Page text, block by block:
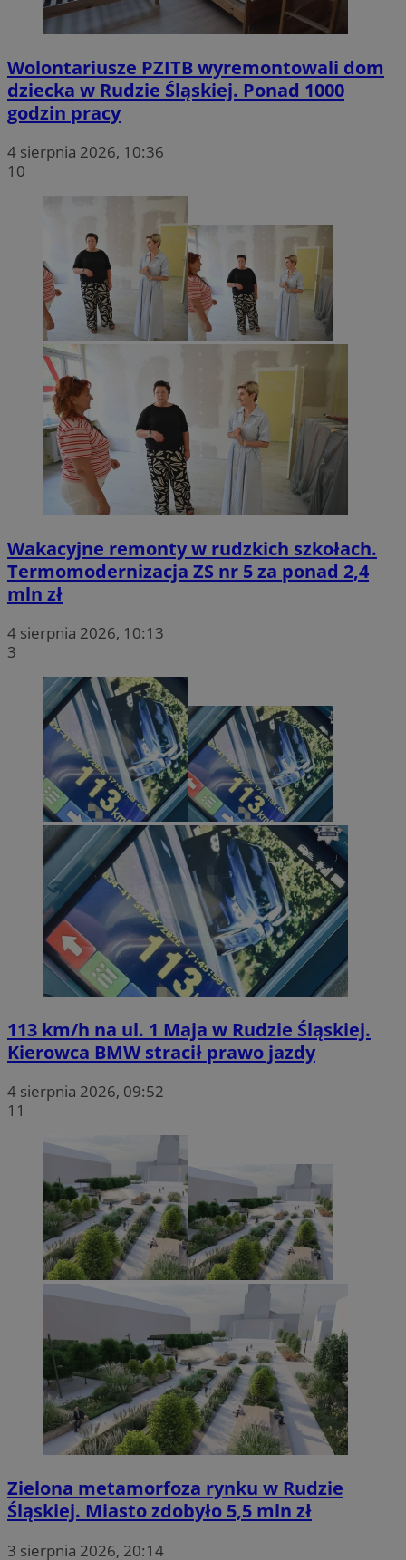
Wolontariusze PZITB wyremontowali dom
dziecka w Rudzie Śląskiej. Ponad 1000
godzin pracy
4 sierpnia 2026, 10:36
10
Wakacyjne remonty w rudzkich szkołach.
Termomodernizacja ZS nr 5 za ponad 2,4
mln zł
4 sierpnia 2026, 10:13
3
113 km/h na ul. 1 Maja w Rudzie Śląskiej.
Kierowca BMW stracił prawo jazdy
4 sierpnia 2026, 09:52
11
Zielona metamorfoza rynku w Rudzie
Śląskiej. Miasto zdobyło 5,5 mln zł
3 sierpnia 2026, 20:14